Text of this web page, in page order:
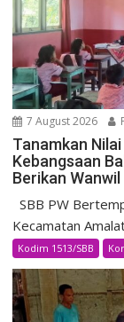
7 August 2026
Tanamkan
Kebangsaan
Berikan
SBB PW
Kecamatan
Kodim 1513/SBB